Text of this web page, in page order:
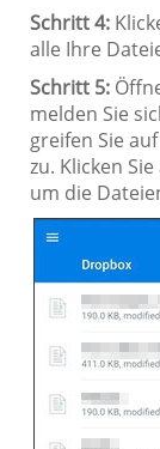
Schritt 4:
alle Ihre
Schritt 5:
melden Sie
greifen Sie
zu. Klicken
um die